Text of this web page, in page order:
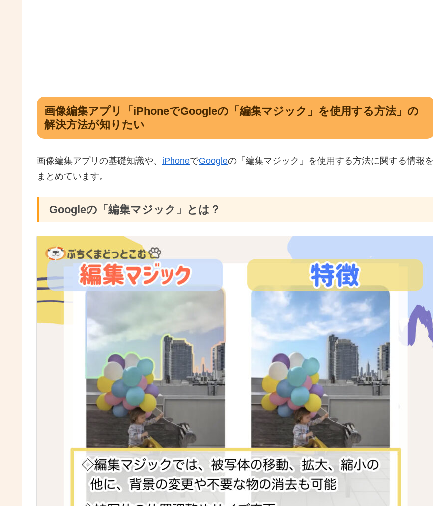
画像編集アプリ「iPhoneでGoogleの「編集マジック」を使用する方法」の
解決方法が知りたい
画像編集アプリの基礎知識や、 iPhoneでGoogleの「編集マジック」を使用する方法に関する情報を
まとめています。
Googleの「編集マジック」とは？